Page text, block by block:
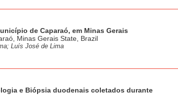
de Caparaó, em Minas Gerais
Minas Gerais State, Brazil
Luís José de Lima
e Biópsia duodenais coletados durante